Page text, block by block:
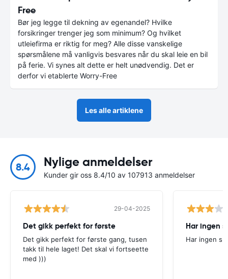
Free
Bør jeg legge til dekning av egenandel? Hvilke
forsikringer trenger jeg som minimum? Og hvilket
utleiefirma er riktig for meg? Alle disse vanskelige
spørsmålene må vanligvis besvares når du skal leie en bil
på ferie. Vi synes alt dette er helt unødvendig. Det er
derfor vi etablerte Worry-Free
Les alle artiklene
8.4 Nylige anmeldelser
Kunder gir oss 8.4/10 av 107913 anmeldelser
29-04-2025
Det gikk perfekt for første
Det gikk perfekt for første gang, tusen
takk til hele laget! Det skal vi fortseette
med )))
Har ingen
Har ingen